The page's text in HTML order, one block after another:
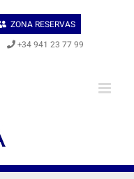
ZONA RESERVAS
+34 941 23 77 99